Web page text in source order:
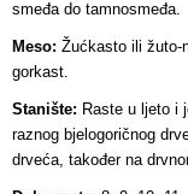
smeđa do tamnosmeđa.
Meso: Žućkasto ili žuto-
gorkast.
Stanište: Raste u ljeto i
raznog bjelogoričnog
drveća, također na